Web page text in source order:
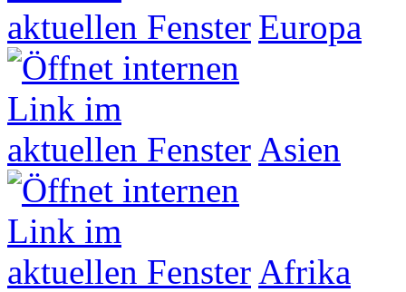
Europa
Asien
Afrika